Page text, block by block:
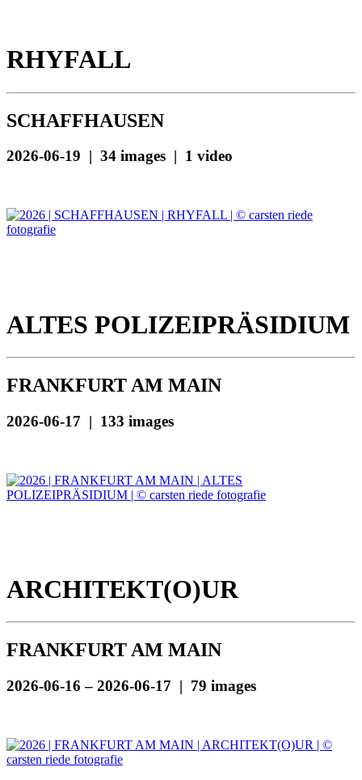
RHYFALL
SCHAFFHAUSEN
2026-06-19 | 34 images | 1 video
ALTES POLIZEIPRÄSIDIUM
FRANKFURT AM MAIN
2026-06-17 | 133 images
ARCHITEKT(O)UR
FRANKFURT AM MAIN
2026-06-16 – 2026-06-17 | 79 images